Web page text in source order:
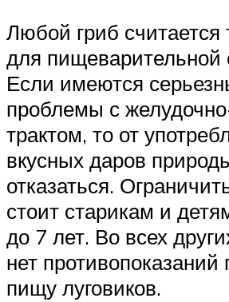
Любой гриб
для пищеварительной
Если имеются
проблемы с
трактом, то от
вкусных даров
отказаться.
стоит старикам и
до 7 лет. Во всех
нет
пищу луговиков.